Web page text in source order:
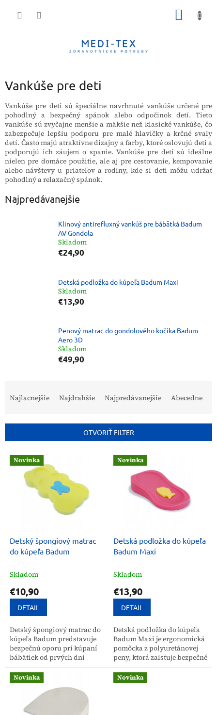
Vankúše pre deti
Vankúše pre deti sú špeciálne navrhnuté vankúše určené pre
pohodlný a bezpečný spánok alebo odpočinok detí. Tieto
vankúše sú zvyčajne menšie a mäkšie než klasické vankúše, čo
zabezpečuje lepšiu podporu pre malé hlavičky a krčné svaly
detí. Často majú atraktívne dizajny a farby, ktoré oslovujú deti a
podporujú ich záujem o spanie. Vankúše pre deti sú ideálne
nielen pre domáce použitie, ale aj pre cestovanie, kempovanie
alebo návštevy u priateľov a rodiny, kde si deti môžu udržať
pohodlný a relaxačný spánok.
Najpredávanejšie
Klinový antirefluxný vankúš pre bábätká Badum
AV Gondola
Skladom
€24,90
Detská podložka do kúpeľa Badum Maxi
Skladom
€13,90
Penový matrac do gondolového kočíka Badum
Aero 3D
Skladom
€49,90
i
Najlacnejšie Najdrahšie Najpredávanejšie Abecedne
OTVORIŤ FILTER
V Novinka
Detský špongiový matrac
do kúpeľa Badum
Skladom
€10,90
DETAIL
Detský špongiový matrac do
kúpeľa Badum predstavuje
bezpečnú oporu pri kúpaní
bábätiek od prvých dní
života až do obdobia
samostatného sedenia. Táto
podložka zabezpečuje...
Novinka
Detská podložka do kúpeľa
Badum Maxi
Skladom
€13,90
DETAIL
Detská podložka do kúpeľa
Badum Maxi je ergonomická
pomôcka z polyuretánovej
peny, ktorá zaisťuje bezpečné
kúpanie bábätiek nad 6 kg a
65 cm. Vďaka miernemu
sklonu chráni oči a...
Novinka Novinka